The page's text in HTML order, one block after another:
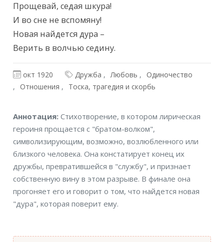
Прощевай, седая шкура!
И во сне не вспомяну!
Новая найдется дура –
Верить в волчью седину.
окт 1920 Дружба Любовь
Одиночество
Отношения
Тоска, трагедия и скорбь
Аннотация
Аннотация:Стихотворение, в котором лирическая
героиня прощается с "братом-волком",
символизирующим, возможно, возлюбленного или
близкого человека. Она констатирует конец их
дружбы, превратившейся в "службу", и признает
собственную вину в этом разрыве. В финале она
прогоняет его и говорит о том, что найдется новая
"дура", которая поверит ему.